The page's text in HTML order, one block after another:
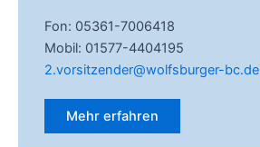
Fon: 05361-7006418
Mobil: 01577-4404195
2.vorsitzender@wolfsburger-bc.de
Mehr erfahren